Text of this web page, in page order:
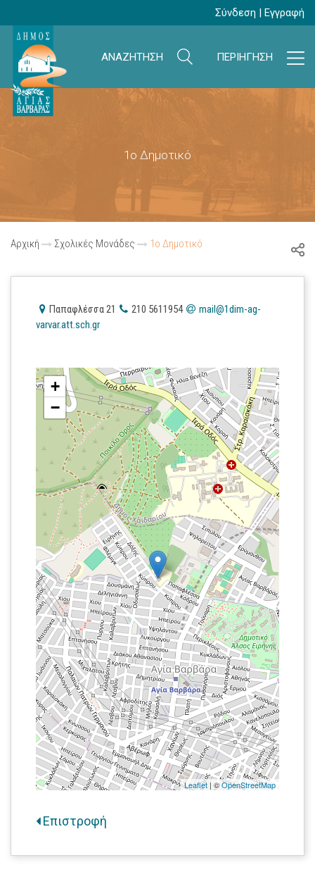
Σύνδεση | Εγγραφή
ΑΝΑΖΗΤΗΣΗ ΠΕΡΙΗΓΗΣΗ
1ο Δημοτικό
Αρχική Σχολικές Μονάδες 1ο Δημοτικό
Παπαφλέσσα 21 210 5611954
mail@1dim-ag-
varvar.att.sch.gr
+
−
Leaflet | ©OpenStreetMap
Επιστροφή